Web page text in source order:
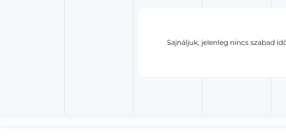
Sajnáljuk, jelenleg nincs szabad